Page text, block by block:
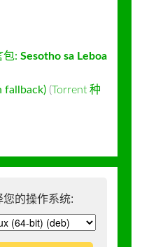
包: Sesotho sa Leboa
fallback) (Torrent 种
您的操作系统: